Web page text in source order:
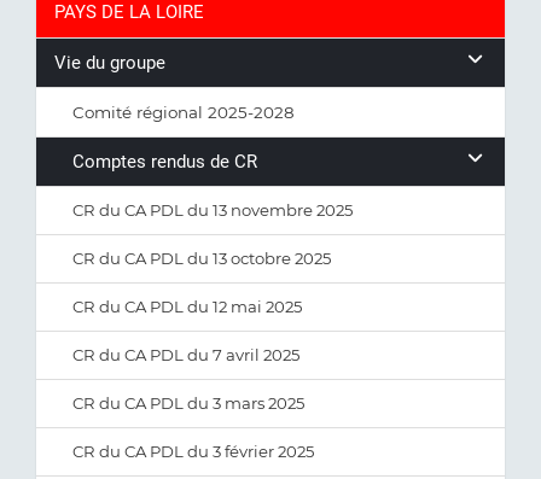
PAYS DE LA LOIRE
Vie du groupe
Comité régional 2025-2028
Comptes rendus de CR
CR du CA PDL du 13 novembre 2025
CR du CA PDL du 13 octobre 2025
CR du CA PDL du 12 mai 2025
CR du CA PDL du 7 avril 2025
CR du CA PDL du 3 mars 2025
CR du CA PDL du 3 février 2025